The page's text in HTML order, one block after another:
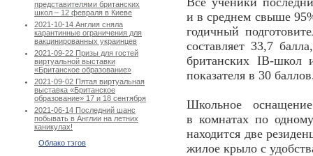
представителями британских
школ – 12 февраля в Киеве
2021-10-14 Англия сняла
карантинные ограничения для
вакцинированных украинцев
2021-09-22 Призы для гостей
виртуальной выставки
«Британское образование»
2021-09-02 Пятая виртуальная
выставка «Британское
образование» 17 и 18 сентября
2021-06-14 Последний шанс
побывать в Англии на летних
каникулах!
Облако тэгов
и в среднем свыше
годичный
составляет 33,7
британских IB-школ
показателя в 30
Школьное
в комнатах по
находится две
жилое крыло с